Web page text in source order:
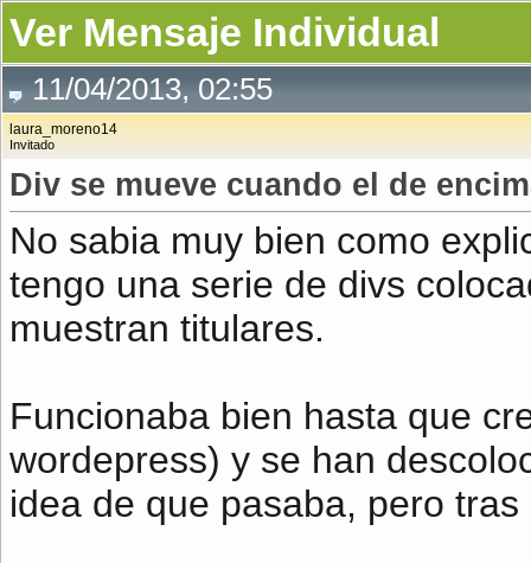
Ver Mensaje Individual
11/04/2013, 02:55
laura_moreno14
Invitado
Div se mueve cuando el de
No sabia muy bien como
tengo una serie de divs
muestran titulares.
Funcionaba bien hasta que
wordepress) y se han
idea de que pasaba, pero